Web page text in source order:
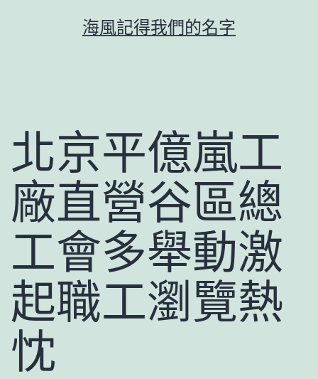
海風記得我們的名字
北京平億嵐工
廠直營谷區總
工會多舉動激
起職工瀏覽熱
忱